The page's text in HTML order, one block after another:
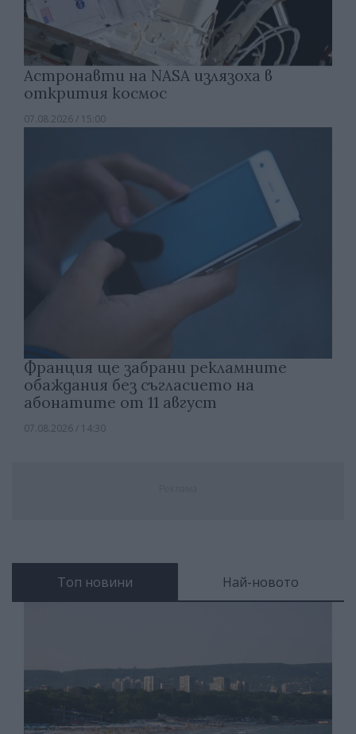
Астронавти на NASA излязоха в
открития космос
07.08.2026 / 15:00
Франция ще забрани рекламните
обаждания без съгласието на
абонатите от 11 август
07.08.2026 / 14:30
Топ новини Най-новото